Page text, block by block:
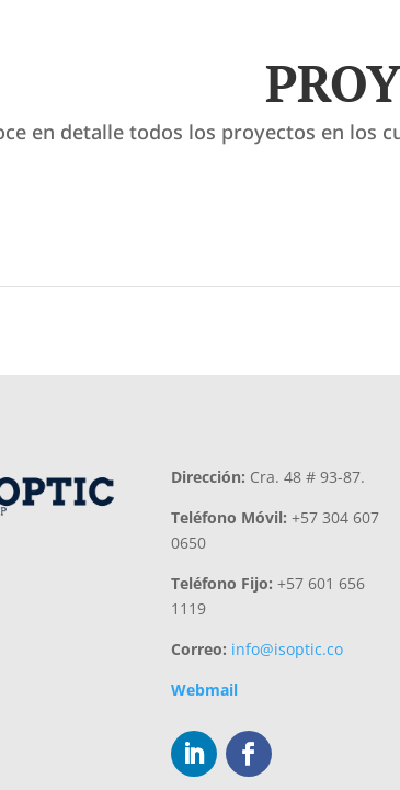
en detalle todos los proyectos en los
Dirección: Cra. 48 # 93-87.
Teléfono Móvil: +57 304 607
0650
Teléfono Fijo: +57 601 656
1119
Correo: info@isoptic.co
Webmail